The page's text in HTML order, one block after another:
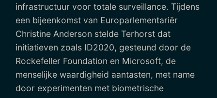
infrastructuur voor totale surveillance. Tijdens
een bijeenkomst van Europarlementariër
Christine Anderson stelde Terhorst dat
initiatieven zoals ID2020, gesteund door de
Rockefeller Foundation en Microsoft, de
menselijke waardigheid aantasten, met name
door experimenten met biometrische